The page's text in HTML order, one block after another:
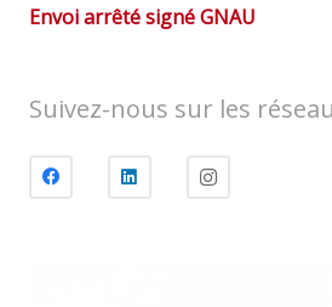
Envoi arrêté signé GNAU
Suivez-nous sur les